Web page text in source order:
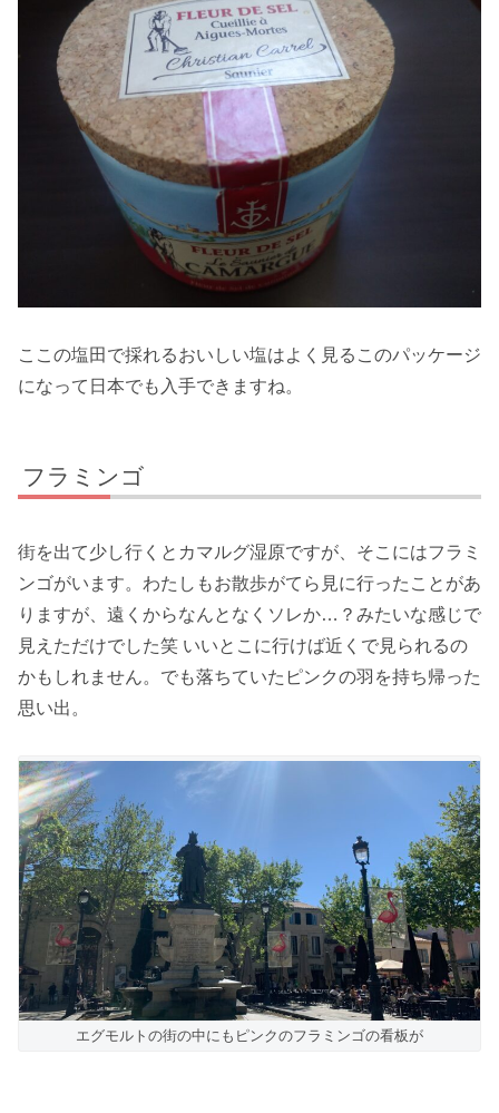
ここの塩田で採れるおいしい塩はよく見るこのパッケージ
になって日本でも入手できますね。
フラミンゴ
街を出て少し行くとカマルグ湿原ですが、そこにはフラミ
ンゴがいます。わたしもお散歩がてら見に行ったことがあ
りますが、遠くからなんとなくソレか…？みたいな感じで
見えただけでした笑 いいとこに行けば近くで見られるの
かもしれません。でも落ちていたピンクの羽を持ち帰った
思い出。
エグモルトの街の中にもピンクのフラミンゴの看板が